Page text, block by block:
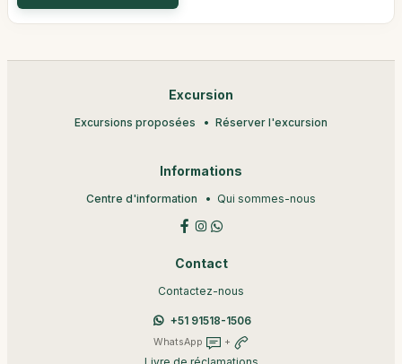
Excursion
Excursions proposées Réserver l'excursion
Informations
Centre d'information Qui sommes-nous
Contact
Contactez-nous
+51 91518-1506
WhatsApp +
Livre de réclamations